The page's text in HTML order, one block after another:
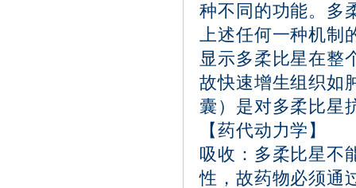
种不同的功能。多
上述任何一种机制
显示多柔比星在整
故快速增生组织如
囊）是对多柔比星
【药代动力学】
吸收：多柔比星不
性，故药物必须通